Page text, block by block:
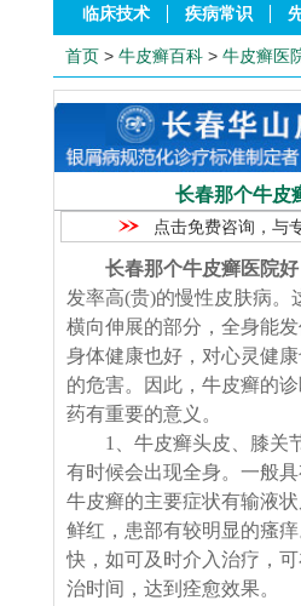
临床技术
疾病常识
首页 > 牛皮癣百科 > 牛皮癣医
长春那个牛皮
点击免费咨询，与
长春那个牛皮癣医院好
发率高(贵)的慢性皮肤病。
横向伸展的部分，全身能
身体健康也好，对心灵健
的危害。因此，牛皮癣的
药有重要的意义。
1、牛皮癣头皮、膝关
有时候会出现全身。一般
牛皮癣的主要症状有输液
鲜红，患部有较明显的瘙
快，如可及时介入治疗，
治时间，达到痊愈效果。